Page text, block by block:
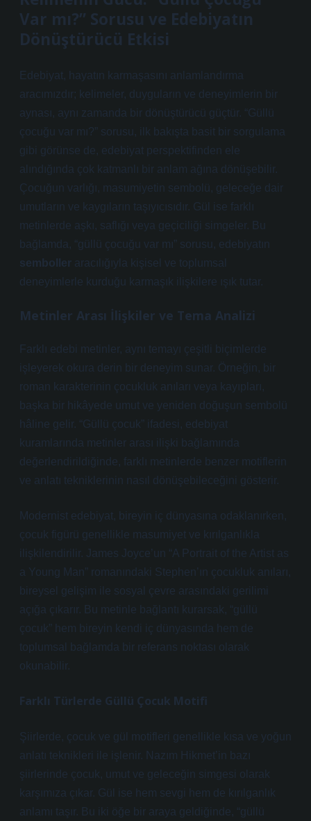
Var mı?” Sorusu ve Edebiyatın
Dönüştürücü Etkisi
Edebiyat, hayatın karmaşasını anlamlandırma
aracımızdır; kelimeler, duyguların ve deneyimlerin bir
aynası, aynı zamanda bir dönüştürücü güçtür. “Güllü
çocuğu var mı?” sorusu, ilk bakışta basit bir sorgulama
gibi görünse de, edebiyat perspektifinden ele
alındığında çok katmanlı bir anlam ağına dönüşebilir.
Çocuğun varlığı, masumiyetin sembolü, geleceğe dair
umutların ve kaygıların taşıyıcısıdır. Gül ise farklı
metinlerde aşkı, saflığı veya geçiciliği simgeler. Bu
bağlamda, “güllü çocuğu var mı” sorusu, edebiyatın
semboller aracılığıyla kişisel ve toplumsal
deneyimlerle kurduğu karmaşık ilişkilere ışık tutar.
Metinler Arası İlişkiler ve Tema Analizi
Farklı edebi metinler, aynı temayı çeşitli biçimlerde
işleyerek okura derin bir deneyim sunar. Örneğin, bir
roman karakterinin çocukluk anıları veya kayıpları,
başka bir hikâyede umut ve yeniden doğuşun sembolü
hâline gelir. “Güllü çocuk” ifadesi, edebiyat
kuramlarında metinler arası ilişki bağlamında
değerlendirildiğinde, farklı metinlerde benzer motiflerin
ve anlatı tekniklerinin nasıl dönüşebileceğini gösterir.
Modernist edebiyat, bireyin iç dünyasına odaklanırken,
çocuk figürü genellikle masumiyet ve kırılganlıkla
ilişkilendirilir. James Joyce’un “A Portrait of the Artist as
a Young Man” romanındaki Stephen’ın çocukluk anıları,
bireysel gelişim ile sosyal çevre arasındaki gerilimi
açığa çıkarır. Bu metinle bağlantı kurarsak, “güllü
çocuk” hem bireyin kendi iç dünyasında hem de
toplumsal bağlamda bir referans noktası olarak
okunabilir.
Farklı Türlerde Güllü Çocuk Motifi
Şiirlerde, çocuk ve gül motifleri genellikle kısa ve yoğun
anlatı teknikleri ile işlenir. Nazım Hikmet’in bazı
şiirlerinde çocuk, umut ve geleceğin simgesi olarak
karşımıza çıkar. Gül ise hem sevgi hem de kırılganlık
anlamı taşır. Bu iki öğe bir araya geldiğinde, “güllü